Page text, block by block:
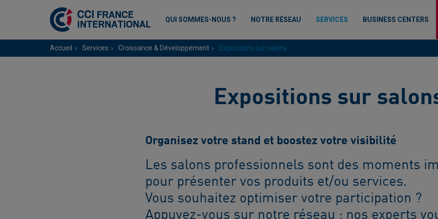
QUI SOMMES-NOUS ? NOTRE RÉSEAU SERVICES BUSINESS CENTERS
Accueil Services Croissance & Développement Expositions sur salons
Expositions sur
Organisez votre stand et boostez votre visibilité
Les salons professionnels sont des moments
pour présenter vos produits et/ou services.
Vous souhaitez optimiser votre participation ?
Appuyez-vous sur notre réseau ; nos experts